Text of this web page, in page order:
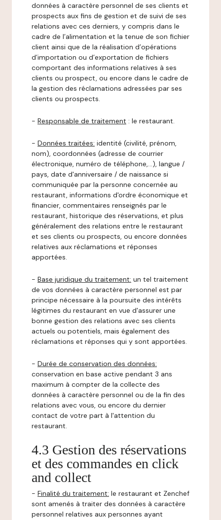
données à caractère personnel de ses clients et
prospects aux fins de gestion et de suivi de ses
relations avec ces derniers, y compris dans le
cadre de l’alimentation et la tenue de son fichier
client ainsi que de la réalisation d’opérations
d’importation ou d’exportation de fichiers
comportant des informations relatives à ses
clients ou prospect, ou encore dans le cadre de
la gestion des réclamations adressées par ses
clients ou prospects.
- Responsable de traitement : le restaurant.
- Données traitées: identité (civilité, prénom,
nom), coordonnées (adresse de courrier
électronique, numéro de téléphone,…), langue /
pays, date d'anniversaire / de naissance si
communiquée par la personne concernée au
restaurant, informations d'ordre économique et
financier, commentaires renseignés par le
restaurant, historique des réservations, et plus
généralement des relations entre le restaurant
et ses clients ou prospects, ou encore données
relatives aux réclamations et réponses
apportées.
- Base juridique du traitement: un tel traitement
de vos données à caractère personnel est par
principe nécessaire à la poursuite des intérêts
légitimes du restaurant en vue d'assurer une
bonne gestion des relations avec ses clients
actuels ou potentiels, mais également des
réclamations et réponses qui y sont apportées.
- Durée de conservation des données:
conservation en base active pendant 3 ans
maximum à compter de la collecte des
données à caractère personnel ou de la fin des
relations avec vous, ou encore du dernier
contact de votre part à l'attention du
restaurant.
4.3 Gestion des réservations
et des commandes en click
and collect
- Finalité du traitement: le restaurant et Zenchef
sont amenés à traiter des données à caractère
personnel relatives aux personnes ayant